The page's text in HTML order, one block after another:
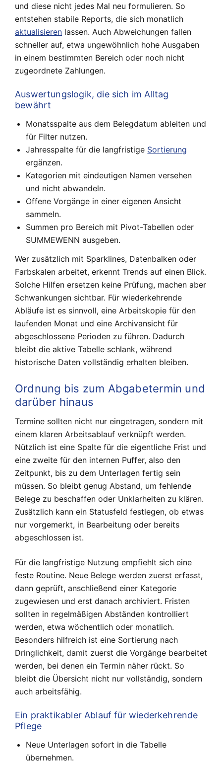
und diese nicht jedes Mal neu formulieren. So
entstehen stabile Reports, die sich monatlich
aktualisieren lassen. Auch Abweichungen fallen
schneller auf, etwa ungewöhnlich hohe Ausgaben
in einem bestimmten Bereich oder noch nicht
zugeordnete Zahlungen.
Auswertungslogik, die sich im Alltag
bewährt
Monatsspalte aus dem Belegdatum ableiten und
für Filter nutzen.
Jahresspalte für die langfristige Sortierung
ergänzen.
Kategorien mit eindeutigen Namen versehen
und nicht abwandeln.
Offene Vorgänge in einer eigenen Ansicht
sammeln.
Summen pro Bereich mit Pivot-Tabellen oder
SUMMEWENN ausgeben.
Wer zusätzlich mit Sparklines, Datenbalken oder
Farbskalen arbeitet, erkennt Trends auf einen Blick.
Solche Hilfen ersetzen keine Prüfung, machen aber
Schwankungen sichtbar. Für wiederkehrende
Abläufe ist es sinnvoll, eine Arbeitskopie für den
laufenden Monat und eine Archivansicht für
abgeschlossene Perioden zu führen. Dadurch
bleibt die aktive Tabelle schlank, während
historische Daten vollständig erhalten bleiben.
Ordnung bis zum Abgabetermin und
darüber hinaus
Termine sollten nicht nur eingetragen, sondern mit
einem klaren Arbeitsablauf verknüpft werden.
Nützlich ist eine Spalte für die eigentliche Frist und
eine zweite für den internen Puffer, also den
Zeitpunkt, bis zu dem Unterlagen fertig sein
müssen. So bleibt genug Abstand, um fehlende
Belege zu beschaffen oder Unklarheiten zu klären.
Zusätzlich kann ein Statusfeld festlegen, ob etwas
nur vorgemerkt, in Bearbeitung oder bereits
abgeschlossen ist.
Für die langfristige Nutzung empfiehlt sich eine
feste Routine. Neue Belege werden zuerst erfasst,
dann geprüft, anschließend einer Kategorie
zugewiesen und erst danach archiviert. Fristen
sollten in regelmäßigen Abständen kontrolliert
werden, etwa wöchentlich oder monatlich.
Besonders hilfreich ist eine Sortierung nach
Dringlichkeit, damit zuerst die Vorgänge bearbeitet
werden, bei denen ein Termin näher rückt. So
bleibt die Übersicht nicht nur vollständig, sondern
auch arbeitsfähig.
Ein praktikabler Ablauf für wiederkehrende
Pflege
Neue Unterlagen sofort in die Tabelle
übernehmen.